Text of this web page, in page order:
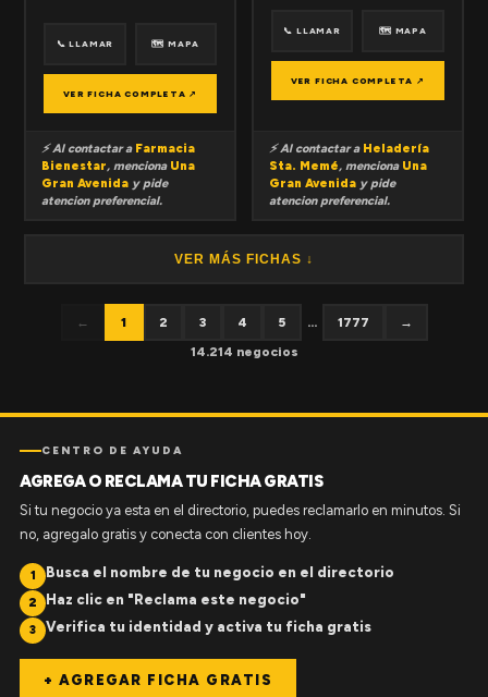
📞 LLAMAR 🗺 MAPA
VER FICHA COMPLETA ↗
⚡ Al contactar a Farmacia
Bienestar, menciona Una
Gran Avenida y pide
atencion preferencial.
📞 LLAMAR 🗺 MAPA
VER FICHA COMPLETA ↗
⚡ Al contactar a Heladería
Sta. Memé, menciona Una
Gran Avenida y pide
atencion preferencial.
VER MÁS FICHAS ↓
← 1 2 3 4 5 ... 1777
→
14.214 negocios
CENTRO DE AYUDA
AGREGA O RECLAMA TU FICHA GRATIS
Si tu negocio ya esta en el directorio, puedes reclamarlo en minutos. Si
no, agregalo gratis y conecta con clientes hoy.
1 Busca el nombre de tu negocio en el directorio
2 Haz clic en "Reclama este negocio"
3 Verifica tu identidad y activa tu ficha gratis
+ AGREGAR FICHA GRATIS